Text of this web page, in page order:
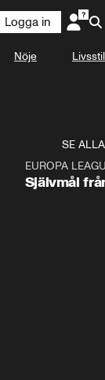
Logga in
Nöje Livsstil
SE ALLA
EUROPA
Självmål